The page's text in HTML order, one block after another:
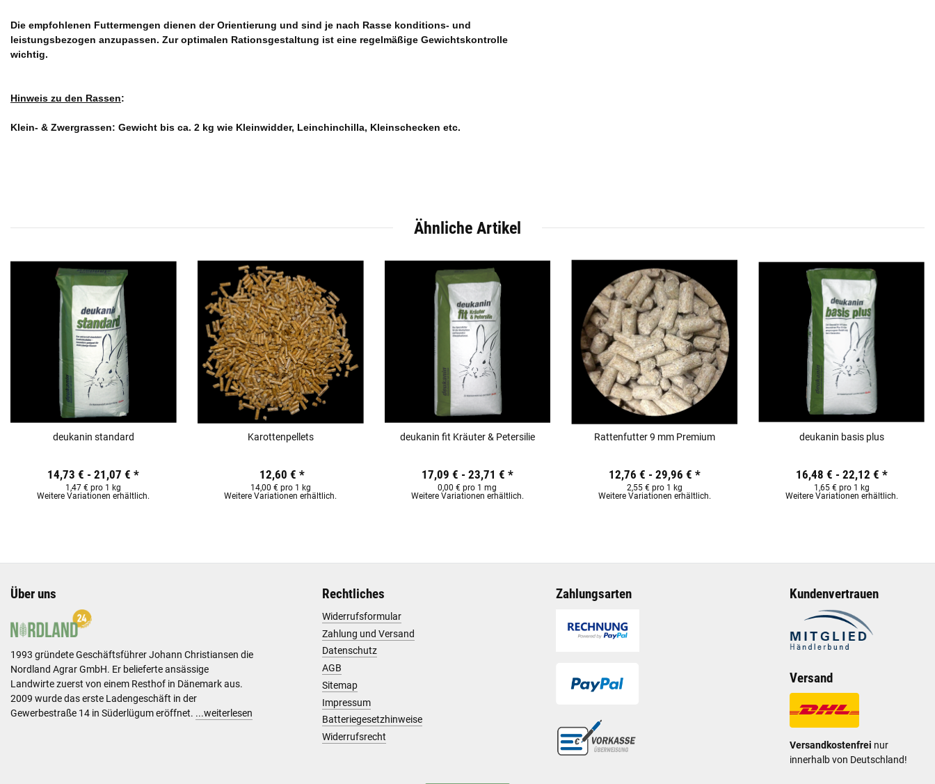
Die empfohlenen Futtermengen dienen der Orientierung und sind je nach Rasse konditions- und
leistungsbezogen anzupassen. Zur optimalen Rationsgestaltung ist eine regelmäßige Gewichtskontrolle
wichtig.
Hinweis zu den Rassen:
Klein- & Zwergrassen: Gewicht bis ca. 2 kg wie Kleinwidder, Leinchinchilla, Kleinschecken etc.
Ähnliche Artikel
deukanin standard
14,73 € -21,07 €*
1,47 € pro 1 kg
Weitere Variationen erhältlich.
Karottenpellets
12,60 € *
14,00 € pro 1 kg
Weitere Variationen erhältlich.
deukanin fit Kräuter & Petersilie
17,09 € - 23,71 € *
0,00 € pro 1 mg
Weitere Variationen erhältlich.
Rattenfutter 9 mm Premium
12,76 € - 29,96 € *
2,55 € pro 1 kg
Weitere Variationen erhältlich.
deukanin basis plus
16,48 € - 22,12 € *
1,65 € pro 1 kg
Weitere Variationen erhältlich.
Über uns
1993 gründete Geschäftsführer Johann Christiansen die
Nordland Agrar GmbH. Er belieferte ansässige
Landwirte zuerst von einem Resthof in Dänemark aus.
2009 wurde das erste Ladengeschäft in der
Gewerbestraße 14 in Süderlügum eröffnet. ...weiterlesen
Rechtliches
Widerrufsformular
Zahlung und Versand
Datenschutz
AGB
Sitemap
Impressum
Batteriegesetzhinweise
Widerrufsrecht
Zahlungsarten Kundenvertrauen
Versand
Versandkostenfrei nur
innerhalb von Deutschland!